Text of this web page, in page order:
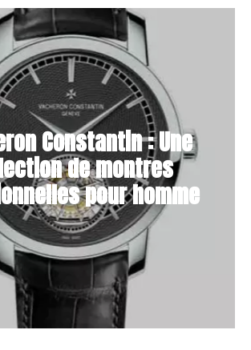
Constantin : Une
de montres
pour homme